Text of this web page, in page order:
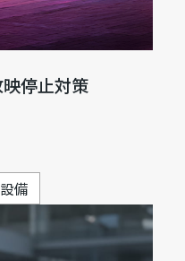
停止対策
備